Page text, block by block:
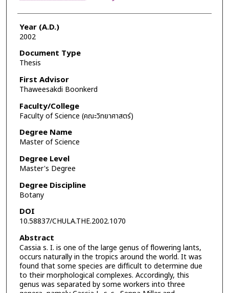
Year (A.D.)
2002
Document Type
Thesis
First Advisor
Thaweesakdi Boonkerd
Faculty/College
Faculty of Science (คณะวิทยาศาสตร์)
Degree Name
Master of Science
Degree Level
Master's Degree
Degree Discipline
Botany
DOI
10.58837/CHULA.THE.2002.1070
Abstract
Cassia s. I. is one of the large genus of flowering lants,
occurs naturally in the tropics around the world. It was
found that some species are difficult to determine due
to their morphological complexes. Accordingly, this
genus was separated by some workers into three